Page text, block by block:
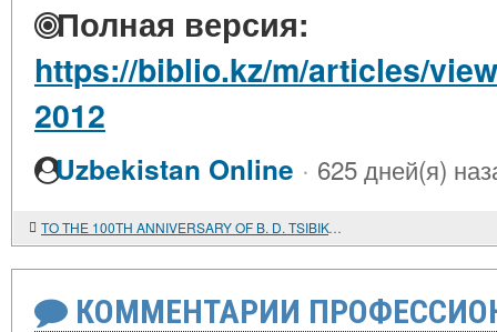
Полная версия:
https://biblio.kz/m/articles/
2012
Uzbekistan Online · 625 дней(я)
TO THE 100TH ANNIVERSARY OF B. D. TSIBIKOV'S BIRTH
КОММЕНТАРИИ